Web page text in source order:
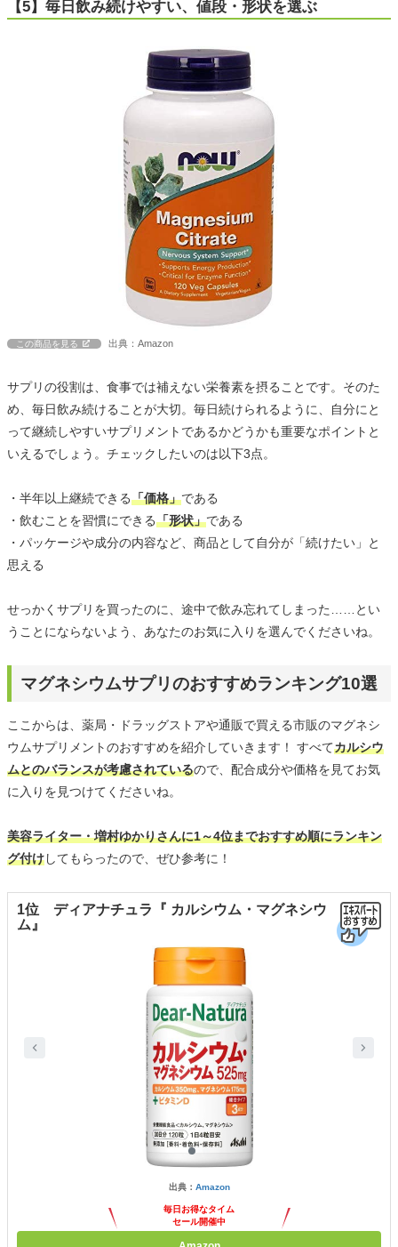
【5】毎日飲み続けやすい、値段・形状を選ぶ
この商品を見る 出典：Amazon
サプリの役割は、食事では補えない栄養素を摂ることです。そのた
め、毎日飲み続けることが大切。毎日続けられるように、自分にと
って継続しやすいサプリメントであるかどうかも重要なポイントと
いえるでしょう。チェックしたいのは以下3点。
・半年以上継続できる「価格」である
・飲むことを習慣にできる「形状」である
・パッケージや成分の内容など、商品として自分が「続けたい」と
思える
せっかくサプリを買ったのに、途中で飲み忘れてしまった……とい
うことにならないよう、あなたのお気に入りを選んでくださいね。
マグネシウムサプリのおすすめランキング10選
ここからは、薬局・ドラッグストアや通販で買える市販のマグネシ
ウムサプリメントのおすすめを紹介していきます！ すべてカルシウ
ムとのバランスが考慮されているので、配合成分や価格を見てお気
に入りを見つけてくださいね。
美容ライター・増村ゆかりさんに1～4位までおすすめ順にランキン
グ付けしてもらったので、ぜひ参考に！
1位 ディアナチュラ『 カルシウム・マグネシウ
ム』
出典： Amazon
毎日お得なタイム
セール開催中